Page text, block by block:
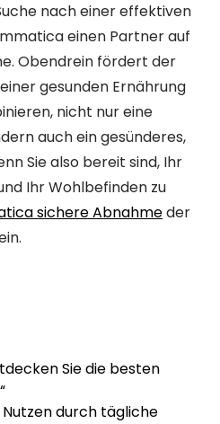
nach einer effektiven
einen Partner auf
Obendrein fördert der
gesunden Ernährung
nicht nur eine
auch ein gesünderes,
Sie also bereit sind, Ihr
Ihr Wohlbefinden zu
sichere Abnahmeder
Sie die besten
durch tägliche